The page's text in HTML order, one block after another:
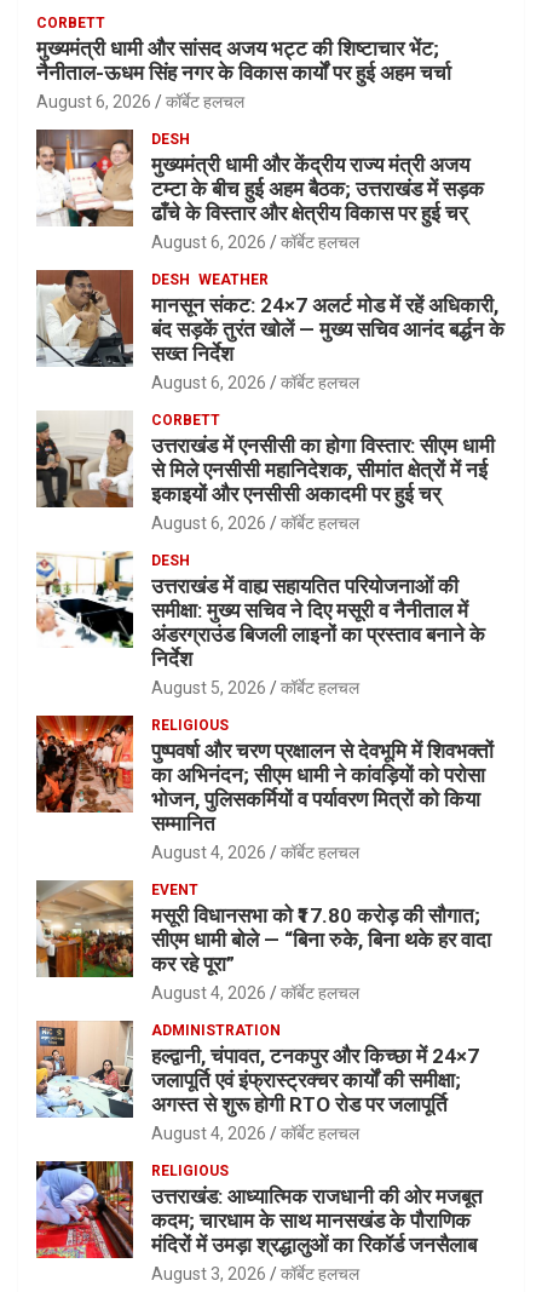
CORBETT
मुख्यमंत्री धामी और सांसद अजय भट्ट की शिष्टाचार भेंट;
नैनीताल-ऊधम सिंह नगर के विकास कार्यों पर हुई अहम चर्चा
August 6, 2026 कॉर्बेट हलचल
DESH
मुख्यमंत्री धामी और केंद्रीय राज्य मंत्री अजय
टम्टा के बीच हुई अहम बैठक; उत्तराखंड में सड़क
ढाँचे के विस्तार और क्षेत्रीय विकास पर हुई चर्
August 6, 2026 कॉर्बेट हलचल
DESH WEATHER
मानसून संकट: 24×7 अलर्ट मोड में रहें अधिकारी,
बंद सड़कें तुरंत खोलें — मुख्य सचिव आनंद बर्द्धन के
सख्त निर्देश
August 6, 2026 कॉर्बेट हलचल
CORBETT
उत्तराखंड में एनसीसी का होगा विस्तार: सीएम धामी
से मिले एनसीसी महानिदेशक, सीमांत क्षेत्रों में नई
इकाइयों और एनसीसी अकादमी पर हुई चर्
August 6, 2026 कॉर्बेट हलचल
DESH
उत्तराखंड में वाह्य सहायतित परियोजनाओं की
समीक्षा: मुख्य सचिव ने दिए मसूरी व नैनीताल में
अंडरग्राउंड बिजली लाइनों का प्रस्ताव बनाने के
निर्देश
August 5, 2026 कॉर्बेट हलचल
RELIGIOUS
पुष्पवर्षा और चरण प्रक्षालन से देवभूमि में शिवभक्तों
का अभिनंदन; सीएम धामी ने कांवड़ियों को परोसा
भोजन, पुलिसकर्मियों व पर्यावरण मित्रों को किया
सम्मानित
August 4, 2026 कॉर्बेट हलचल
EVENT
मसूरी विधानसभा को ₹17.80 करोड़ की सौगात;
सीएम धामी बोले — “बिना रुके, बिना थके हर वादा
कर रहे पूरा”
August 4, 2026 कॉर्बेट हलचल
ADMINISTRATION
हल्द्वानी, चंपावत, टनकपुर और किच्छा में 24×7
जलापूर्ति एवं इंफ्रास्ट्रक्चर कार्यों की समीक्षा;
अगस्त से शुरू होगी RTO रोड पर जलापूर्ति
August 4, 2026 कॉर्बेट हलचल
RELIGIOUS
उत्तराखंड: आध्यात्मिक राजधानी की ओर मजबूत
कदम; चारधाम के साथ मानसखंड के पौराणिक
मंदिरों में उमड़ा श्रद्धालुओं का रिकॉर्ड जनसैलाब
August 3, 2026 कॉर्बेट हलचल